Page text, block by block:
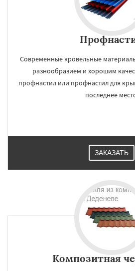
Современные кровельные
разнообразием и хорошим
профнастил или профнастил для
последнее
ЗАКАЗАТЬ
Композитная